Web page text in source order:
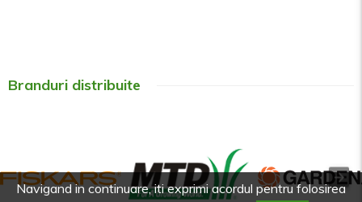
Branduri distribuite
Navigand in continuare, iti exprimi acordul pentru folosirea